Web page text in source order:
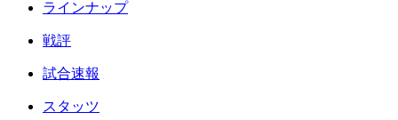
ラインナップ
戦評
試合速報
スタッツ